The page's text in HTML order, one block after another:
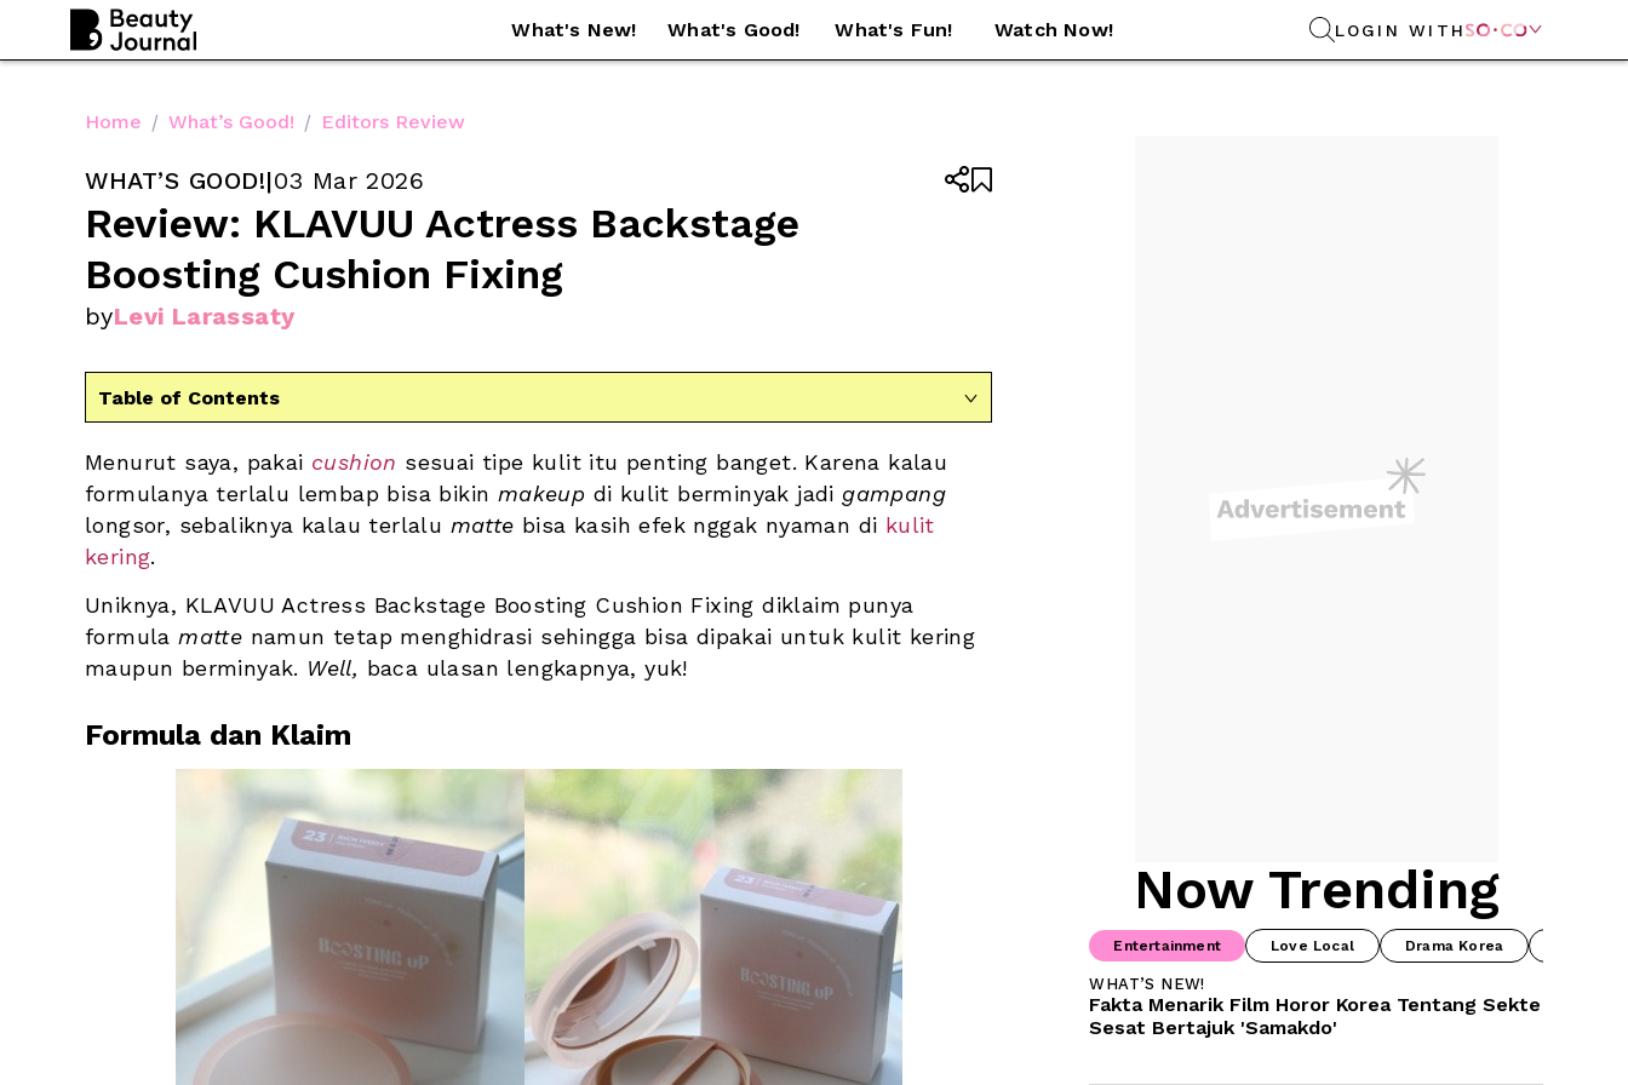
What's New! What's Good! What's Fun! Watch Now! LOGIN WITH 
Home / What’s Good! / Editors Review
WHAT’S GOOD!|03 Mar 2026
Review: KLAVUU Actress Backstage
Boosting Cushion Fixing
byLevi Larassaty


Table of Contents 
Menurut saya, pakai cushion sesuai tipe kulit itu penting banget. Karena kalau
formulanya terlalu lembap bisa bikin makeup di kulit berminyak jadi gampang
longsor, sebaliknya kalau terlalu matte bisa kasih efek nggak nyaman di kulit
kering.
Uniknya, KLAVUU Actress Backstage Boosting Cushion Fixing diklaim punya
formula matte namun tetap menghidrasi sehingga bisa dipakai untuk kulit kering
maupun berminyak. Well, baca ulasan lengkapnya, yuk!
Formula dan Klaim
Now Trending
Entertainment Love Local Drama Korea
WHAT’S NEW!
Fakta Menarik Film Horor Korea Tentang Sekte
Sesat Bertajuk 'Samakdo'